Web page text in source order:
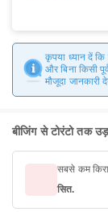
कृपया ध्यान दें
और बिना किसी
मौजूदा
बीजिंग से टोरंटो तक
सबसे कम
सित.